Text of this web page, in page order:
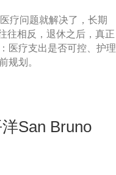
疗问题就解决了，长期
往相反，退休之后，真正
医疗支出是否可控、护理
规划。
San Bruno